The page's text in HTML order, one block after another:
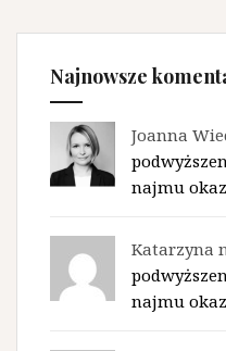
Najnowsze
Joanna
najmu
Katarzyna
najmu